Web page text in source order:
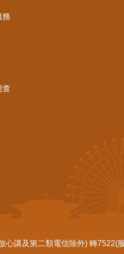
務
查
心講及第二類電信除外) 轉7522(